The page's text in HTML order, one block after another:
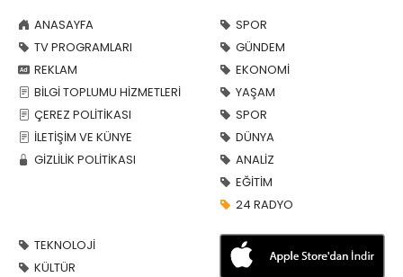
ANASAYFA
TV PROGRAMLARI
REKLAM
BİLGİ TOPLUMU HİZMETLERİ
ÇEREZ POLİTİKASI
İLETİŞİM VE KÜNYE
GİZLİLİK POLİTİKASI
SPOR
GÜNDEM
EKONOMİ
YAŞAM
SPOR
DÜNYA
ANALİZ
EĞİTİM
24 RADYO
TEKNOLOJİ
KÜLTÜR